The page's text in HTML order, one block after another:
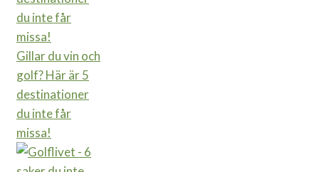
Gillar du vin och
golf? Här är 5
destinationer
du inte får
missa!